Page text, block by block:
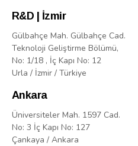
R&D | İzmir
Gülbahçe Mah. Gülbahçe Cad.
Teknoloji Geliştirme Bölümü,
No: 1/18 , İç Kapı No: 12
Urla / İzmir / Türkiye
Ankara
Üniversiteler Mah. 1597 Cad.
No: 3 İç Kapı No: 127
Çankaya / Ankara